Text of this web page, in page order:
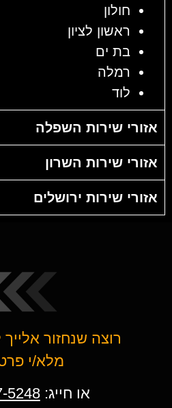
חולון
ראשון לציון
בת ים
רמלה
לוד
אזורי שירות השפלה
אזורי שירות השרון
אזורי שירות ירושלים
רוצה שנחזור
מלא/י
או חייג:5248